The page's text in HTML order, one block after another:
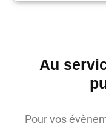
Au
Pour vos